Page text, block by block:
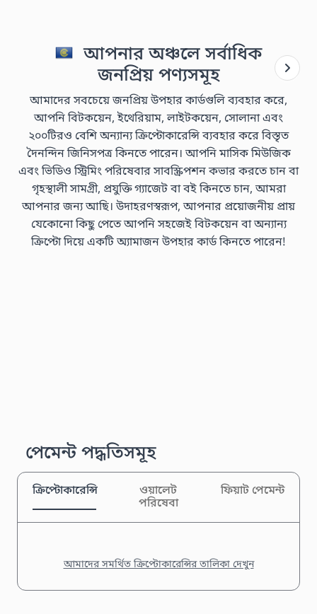
আপনার অঞ্চলে সর্বাধিক
জনপ্রিয় পণ্যসমূহ
আমাদের সবচেয়ে জনপ্রিয় উপহার কার্ডগুলি ব্যবহার করে,
আপনি বিটকয়েন, ইথেরিয়াম, লাইটকয়েন, সোলানা এবং
২০০টিরও বেশি অন্যান্য ক্রিপ্টোকারেন্সি ব্যবহার করে বিস্তৃত
দৈনন্দিন জিনিসপত্র কিনতে পারেন। আপনি মাসিক মিউজিক
এবং ভিডিও স্ট্রিমিং পরিষেবার সাবস্ক্রিপশন কভার করতে চান বা
গৃহস্থালী সামগ্রী, প্রযুক্তি গ্যাজেট বা বই কিনতে চান, আমরা
আপনার জন্য আছি। উদাহরণস্বরূপ, আপনার প্রয়োজনীয় প্রায়
যেকোনো কিছু পেতে আপনি সহজেই বিটকয়েন বা অন্যান্য
ক্রিপ্টো দিয়ে একটি অ্যামাজন উপহার কার্ড কিনতে পারেন!
পেমেন্ট পদ্ধতিসমূহ
ক্রিপ্টোকারেন্সি
ওয়ালেট
পরিষেবা
ফিয়াট পেমেন্ট
আমাদের সমর্থিত ক্রিপ্টোকারেন্সির তালিকা দেখুন